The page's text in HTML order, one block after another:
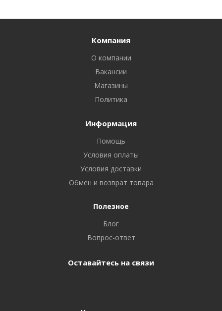
Компания
О компании
Вакансии
Магазины
Политика
Информация
Помощь
Условия оплаты
Условия доставки
Обмен и возврат товара
Полезное
Блог
Вопрос-ответ
Оставайтесь на связи